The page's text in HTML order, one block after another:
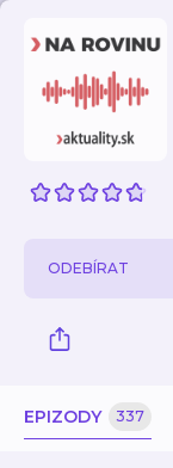
ODEBÍRAT
EPIZODY 337